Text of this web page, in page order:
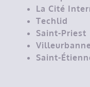
La Cité
Techlid
Saint-Priest
Saint-